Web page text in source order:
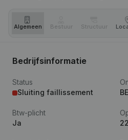
Algemeen Bestuur Structuur
Bedrijfsinformatie
Status
Sluiting faillissement
Btw-plicht
Ja